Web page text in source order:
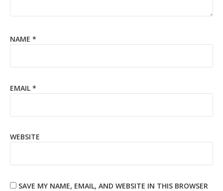
NAME *
EMAIL *
WEBSITE
SAVE MY NAME, EMAIL, AND WEBSITE IN THIS BROWSER